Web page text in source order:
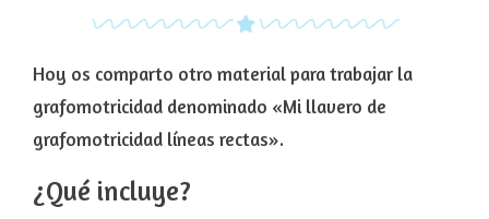
Hoy os comparto otro material para trabajar la
grafomotricidad denominado «Mi llavero de
grafomotricidad líneas rectas».
¿Qué incluye?